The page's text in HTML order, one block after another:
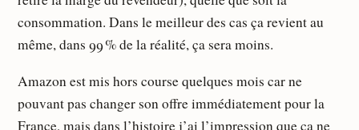
consommation. Dans le meilleur des cas ça revient au
même, dans 99 % de la réalité, ça sera moins.
Amazon est mis hors course quelques mois car ne
pouvant pas changer son offre immédiatement pour la
France, mais dans l’histoire j’ai l’impression que ça ne